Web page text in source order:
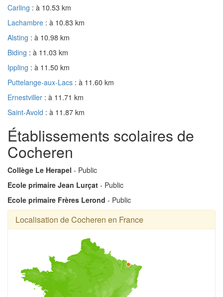
Carling : à 10.53 km
Lachambre : à 10.83 km
Alsting : à 10.98 km
Biding : à 11.03 km
Ippling : à 11.50 km
Puttelange-aux-Lacs : à 11.60 km
Ernestviller : à 11.71 km
Saint-Avold : à 11.87 km
Établissements scolaires de
Cocheren
Collège Le Herapel - Public
Ecole primaire Jean Lurçat - Public
Ecole primaire Frères Lerond - Public
Localisation de Cocheren en France